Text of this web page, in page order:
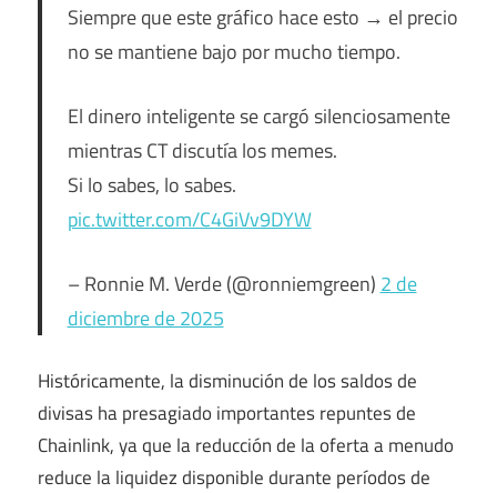
Siempre que este gráfico hace esto → el precio
no se mantiene bajo por mucho tiempo.
El dinero inteligente se cargó silenciosamente
mientras CT discutía los memes.
Si lo sabes, lo sabes.
pic.twitter.com/C4GiVv9DYW
– Ronnie M. Verde (@ronniemgreen) 2 de
diciembre de 2025
Históricamente, la disminución de los saldos de
divisas ha presagiado importantes repuntes de
Chainlink, ya que la reducción de la oferta a menudo
reduce la liquidez disponible durante períodos de